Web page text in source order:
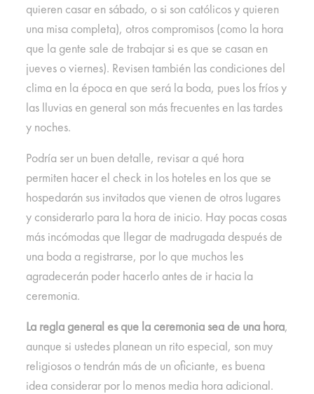
quieren casar en sábado, o si son católicos y quieren
una misa completa), otros compromisos (como la hora
que la gente sale de trabajar si es que se casan en
jueves o viernes). Revisen también las condiciones del
clima en la época en que será la boda, pues los fríos y
las lluvias en general son más frecuentes en las tardes
y noches.
Podría ser un buen detalle, revisar a qué hora
permiten hacer el check in los hoteles en los que se
hospedarán sus invitados que vienen de otros lugares
y considerarlo para la hora de inicio. Hay pocas cosas
más incómodas que llegar de madrugada después de
una boda a registrarse, por lo que muchos les
agradecerán poder hacerlo antes de ir hacia la
ceremonia.
La regla general es que la ceremonia sea de una hora,
aunque si ustedes planean un rito especial, son muy
religiosos o tendrán más de un oficiante, es buena
idea considerar por lo menos media hora adicional.